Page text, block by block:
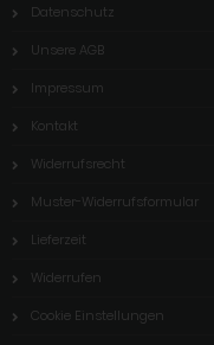
Datenschutz
Unsere AGB
Impressum
Kontakt
Widerrufsrecht
Muster-Widerrufsformular
Lieferzeit
Widerrufen
Cookie Einstellungen